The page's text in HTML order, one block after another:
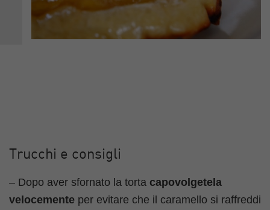
Trucchi e consigli
– Dopo aver sfornato la torta capovolgetela
velocemente per evitare che il caramello si raffreddi